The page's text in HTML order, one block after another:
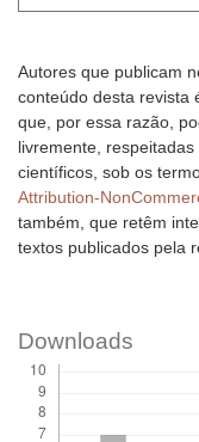
Autores que publicam
conteúdo desta revista
que, por essa razão,
livremente,
científicos, sob os
Attribution-
também, que retêm
textos publicados pela
Downloads